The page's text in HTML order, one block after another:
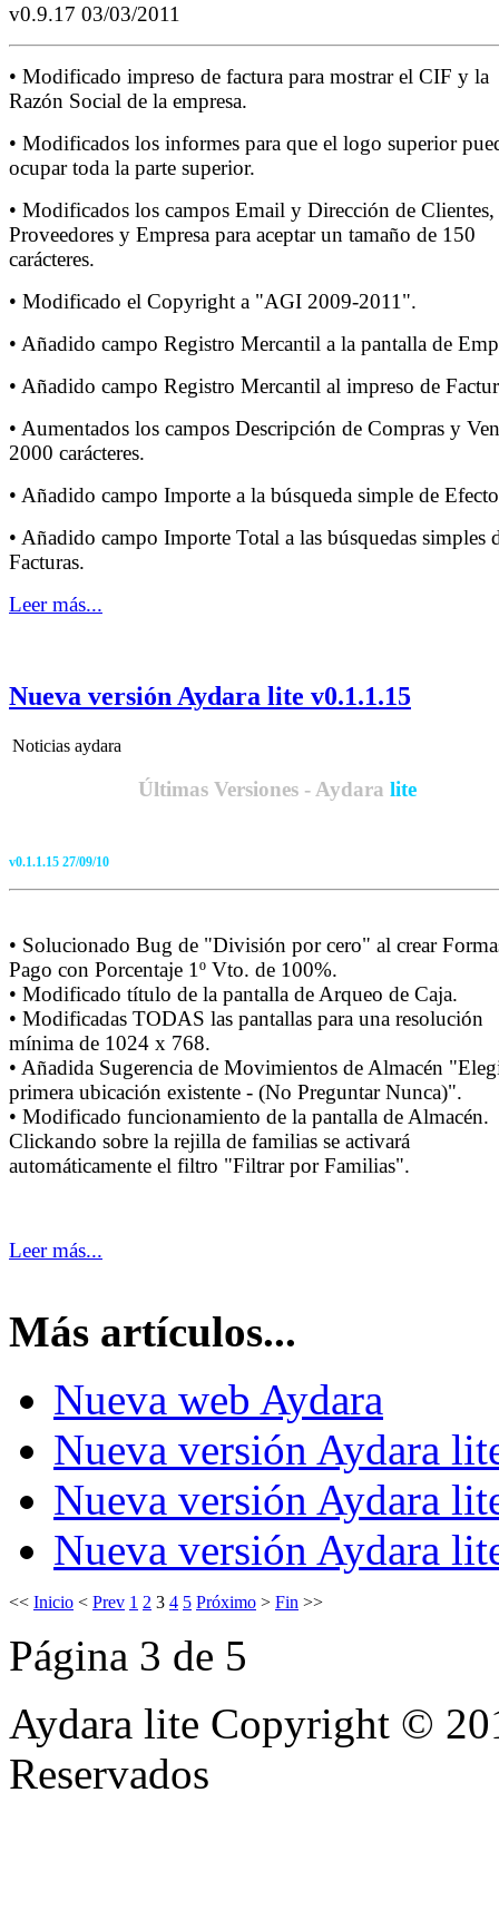
v0.9.17 03/03/2011
• Modificado impreso de factura para mostrar el CIF y la
Razón Social de la empresa.
• Modificados los informes para que el logo superior
ocupar toda la parte superior.
• Modificados los campos Email y Dirección de Clientes,
Proveedores y Empresa para aceptar un tamaño de 150
carácteres.
• Modificado el Copyright a "AGI 2009-2011".
• Añadido campo Registro Mercantil a la pantalla de
• Añadido campo Registro Mercantil al impreso de
• Aumentados los campos Descripción de Compras y
2000 carácteres.
• Añadido campo Importe a la búsqueda simple de
• Añadido campo Importe Total a las búsquedas simples
Facturas.
Leer más...
Nueva versión Aydara lite v0.1.1.15
Noticias aydara
Últimas Versiones - Aydara lite
v0.1.1.15 27/09/10
• Solucionado Bug de "División por cero" al crear
Pago con Porcentaje 1º Vto. de 100%.
• Modificado título de la pantalla de Arqueo de Caja.
• Modificadas TODAS las pantallas para una resolución
mínima de 1024 x 768.
• Añadida Sugerencia de Movimientos de Almacén
primera ubicación existente - (No Preguntar Nunca)".
• Modificado funcionamiento de la pantalla de Almacén.
Clickando sobre la rejilla de familias se activará
automáticamente el filtro "Filtrar por Familias".
Leer más...
Más artículos...
Nueva web Aydara
Nueva versión Aydara
Nueva versión Aydara
Nueva versión Aydara
<< Inicio < Prev 1 2 3 4 5 Próximo > Fin >>
Página 3 de 5
Aydara lite Copyright ©
Reservados